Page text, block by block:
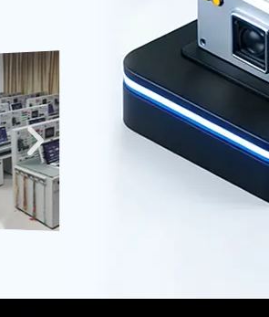
万象更新。2026年2月
恢复正常运营。期待在
与广大客户携手共进，共
创辉煌！